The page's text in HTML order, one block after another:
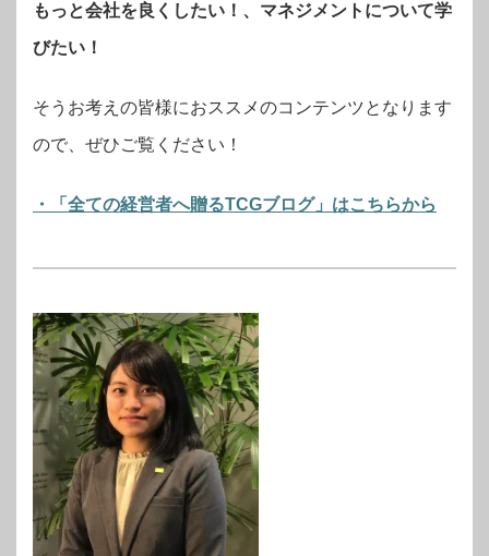
もっと会社を良くしたい！、マネジメントについて学
びたい！
そうお考えの皆様におススメのコンテンツとなります
ので、ぜひご覧ください！
・「全ての経営者へ贈るTCGブログ」はこちらから